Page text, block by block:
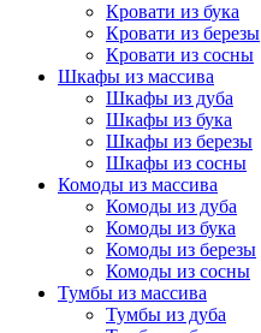
Кровати из бука
Кровати из березы
Кровати из сосны
Шкафы из массива
Шкафы из дуба
Шкафы из бука
Шкафы из березы
Шкафы из сосны
Комоды из массива
Комоды из дуба
Комоды из бука
Комоды из березы
Комоды из сосны
Тумбы из массива
Тумбы из дуба